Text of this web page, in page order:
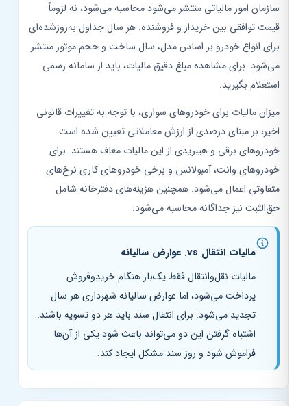
سازمان امور مالیاتی منتشر می‌شود محاسبه می‌شود، نه لزوماً
قیمت توافقی بین خریدار و فروشنده. هر سال جداول به‌روزشده‌ای
برای انواع خودرو بر اساس مدل، سال ساخت و حجم موتور منتشر
می‌شود. برای مشاهده مبلغ دقیق مالیات، باید از سامانه رسمی
استعلام بگیرید.
میزان مالیات برای خودروهای سواری، با توجه به تغییرات قانونی
اخیر، بر مبنای درصدی از ارزش معاملاتی تعیین شده است.
خودروهای برقی و هیبریدی از این مالیات معاف هستند. برای
خودروهای وانت، آمبولانس و برخی خودروهای کاری نرخ‌های
متفاوتی اعمال می‌شود. همچنین هزینه‌های دفترخانه شامل
حق‌الثبت نیز جداگانه محاسبه می‌شود.
مالیات انتقال vs. عوارض سالیانه
مالیات نقل‌وانتقال فقط یک‌بار هنگام خریدوفروش
پرداخت می‌شود، اما عوارض سالیانه شهرداری هر سال
تجدید می‌شود. برای انتقال سند باید هر دو تسویه باشند.
اشتباه گرفتن این دو می‌تواند باعث شود یکی از آن‌ها
فراموش شود و روز سند مشکل ایجاد کند.